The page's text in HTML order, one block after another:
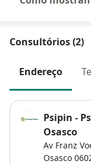
Consultórios (2)
Endereço
Psipin -
Osasco
Av Franz
Osasco